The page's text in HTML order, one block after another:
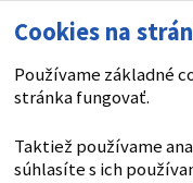
Cookies na
Používame základné
stránka fungovať.
Taktiež používame
súhlasíte s ich